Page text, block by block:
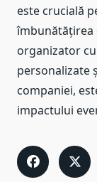
este crucială
îmbunătățirea
organizator
personalizate
companiei,
impactului